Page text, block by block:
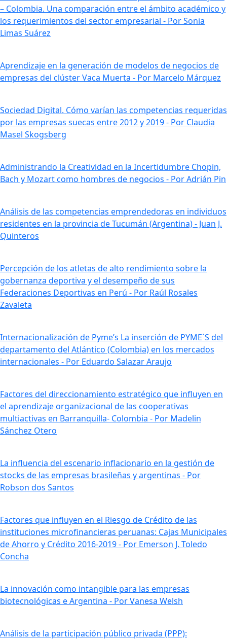
– Colombia. Una comparación entre el ámbito académico y
los requerimientos del sector empresarial - Por Sonia
Limas Suárez
Aprendizaje en la generación de modelos de negocios de
empresas del clúster Vaca Muerta - Por Marcelo Márquez
Sociedad Digital. Cómo varían las competencias requeridas
por las empresas suecas entre 2012 y 2019 - Por Claudia
Masel Skogsberg
Administrando la Creatividad en la Incertidumbre Chopin,
Bach y Mozart como hombres de negocios - Por Adrián Pin
Análisis de las competencias emprendedoras en individuos
residentes en la provincia de Tucumán (Argentina) - Juan J.
Quinteros
Percepción de los atletas de alto rendimiento sobre la
gobernanza deportiva y el desempeño de sus
Federaciones Deportivas en Perú - Por Raúl Rosales
Zavaleta
Internacionalización de Pyme’s La inserción de PYME´S del
departamento del Atlántico (Colombia) en los mercados
internacionales - Por Eduardo Salazar Araujo
Factores del direccionamiento estratégico que influyen en
el aprendizaje organizacional de las cooperativas
multiactivas en Barranquilla- Colombia - Por Madelin
Sánchez Otero
La influencia del escenario inflacionario en la gestión de
stocks de las empresas brasileñas y argentinas - Por
Robson dos Santos
Factores que influyen en el Riesgo de Crédito de las
instituciones microfinancieras peruanas: Cajas Municipales
de Ahorro y Crédito 2016-2019 - Por Emerson J. Toledo
Concha
La innovación como intangible para las empresas
biotecnológicas e Argentina - Por Vanesa Welsh
Análisis de la participación público privada (PPP):